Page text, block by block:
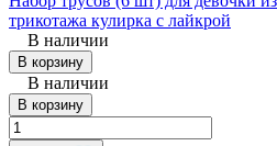
трикотажа кулирка с лайкрой
В наличии
В корзину
В наличии
В корзину